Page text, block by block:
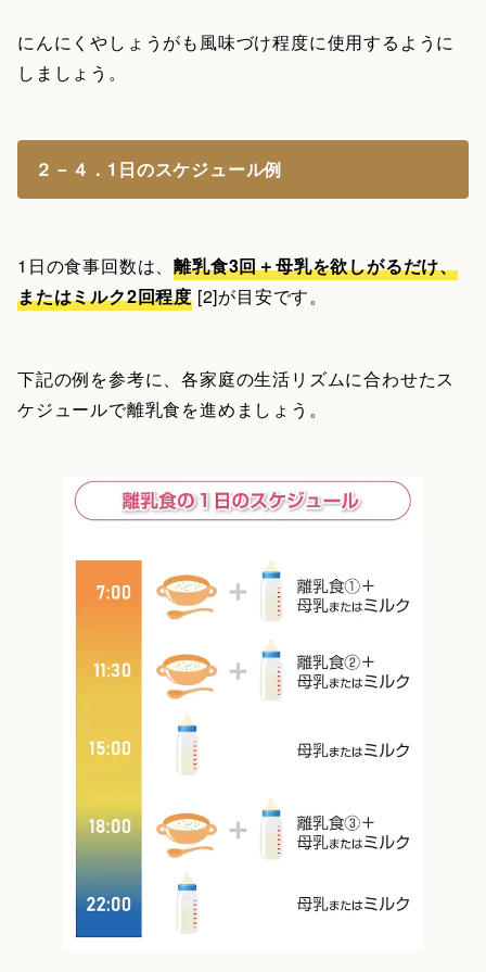
にんにくやしょうがも風味づけ程度に使用するように
しましょう。
２－４．1日のスケジュール例
1日の食事回数は、離乳食3回＋母乳を欲しがるだけ、
またはミルク2回程度 [2]が目安です。
下記の例を参考に、各家庭の生活リズムに合わせたス
ケジュールで離乳食を進めましょう。